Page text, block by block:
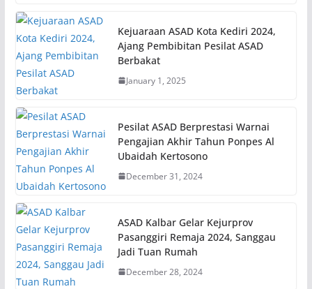
Kejuaraan ASAD Kota Kediri 2024,
Ajang Pembibitan Pesilat ASAD
Berbakat
January 1, 2025
Pesilat ASAD Berprestasi Warnai
Pengajian Akhir Tahun Ponpes Al
Ubaidah Kertosono
December 31, 2024
ASAD Kalbar Gelar Kejurprov
Pasanggiri Remaja 2024, Sanggau
Jadi Tuan Rumah
December 28, 2024